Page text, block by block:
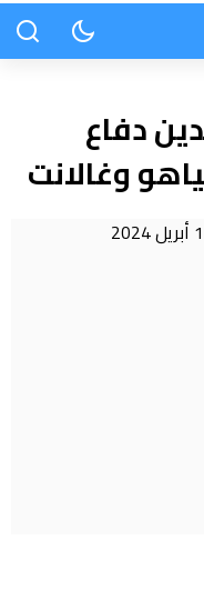
دفاع
وغالانت